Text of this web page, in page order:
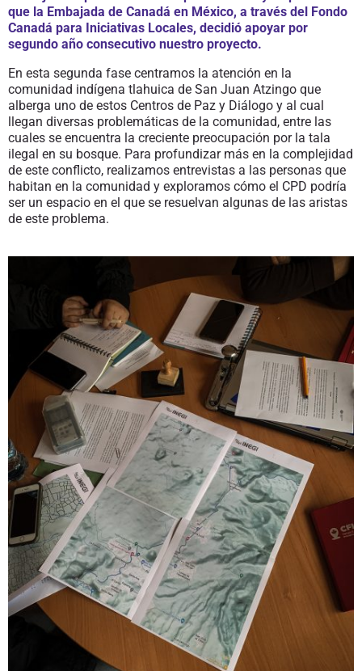
que la Embajada de Canadá en México, a través del Fondo
Canadá para Iniciativas Locales, decidió apoyar por
segundo año consecutivo nuestro proyecto.
En esta segunda fase centramos la atención en la
comunidad indígena tlahuica de San Juan Atzingo que
alberga uno de estos Centros de Paz y Diálogo y al cual
llegan diversas problemáticas de la comunidad, entre las
cuales se encuentra la creciente preocupación por la tala
ilegal en su bosque. Para profundizar más en la complejidad
de este conflicto, realizamos entrevistas a las personas que
habitan en la comunidad y exploramos cómo el CPD podría
ser un espacio en el que se resuelvan algunas de las aristas
de este problema.